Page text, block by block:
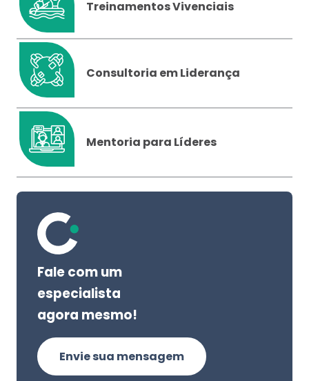
Treinamentos Vivenciais
Consultoria em Liderança
Mentoria para Líderes
Fale com um
especialista
agora mesmo!
Envie sua mensagem